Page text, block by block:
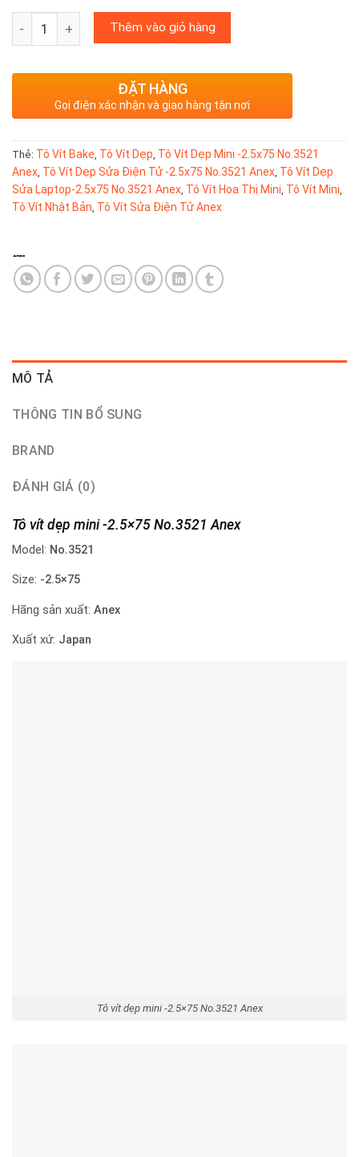
Tô vít dẹp mini -2.5x75 No.3521 Anex số lượng
Thêm vào giỏ hàng
ĐẶT HÀNG
Gọi điện xác nhận và giao hàng tận nơi
Thẻ: Tô Vít Bake, Tô Vít Dẹp, Tô Vít Dẹp Mini -2.5x75 No.3521
Anex, Tô Vít Dẹp Sửa Điện Tử -2.5x75 No.3521 Anex, Tô Vít Dẹp
Sửa Laptop-2.5x75 No.3521 Anex, Tô Vít Hoa Thị Mini, Tô Vít Mini,
Tô Vít Nhật Bản, Tô Vít Sửa Điện Tử Anex
MÔ TẢ
THÔNG TIN BỔ SUNG
BRAND
ĐÁNH GIÁ (0)
Tô vít dẹp mini -2.5×75 No.3521 Anex
Model: No.3521
Size: -2.5×75
Hãng sản xuất: Anex
Xuất xứ: Japan
Tô vít dẹp mini -2.5×75 No.3521 Anex